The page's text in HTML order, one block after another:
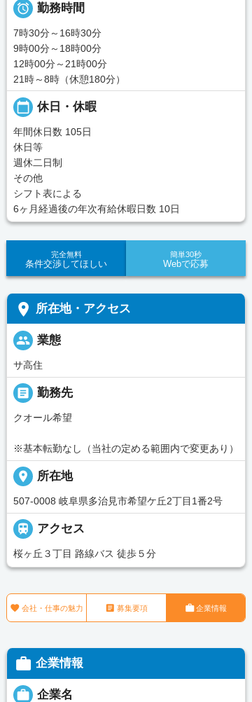
 勤務時間
7時30分～16時30分
9時00分～18時00分
12時00分～21時00分
21時～8時（休憩180分）
calendar_today 休日・休暇
年間休日数 105日
休日等
週休二日制
その他
シフト表による
6ヶ月経過後の年次有給休暇日数 10日
完全無料
条件交渉してほしい
簡単30秒
Webで応募
place 所在地・アクセス
people 業態
サ高住
_pin
勤務先
クオール希望
※基本転勤なし（当社の定める範囲内で変更あり）
place 所在地
507-0008 岐阜県多治見市希望ケ丘2丁目1番2号
 アクセス
桜ヶ丘３丁目 路線バス 徒歩５分
 会社・仕事の魅力  募集要項 企業情報
 企業情報
 企業名